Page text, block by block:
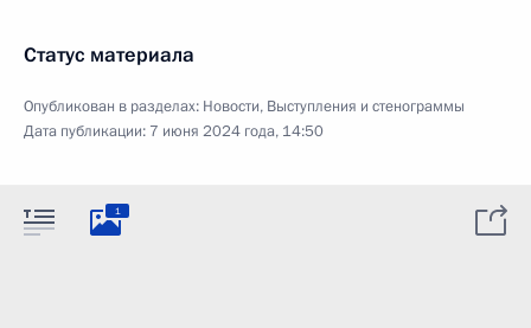
Статус материала
Опубликован в разделах: Новости, Выступления и стенограммы
Дата публикации: 7 июня 2024 года, 14:50
1